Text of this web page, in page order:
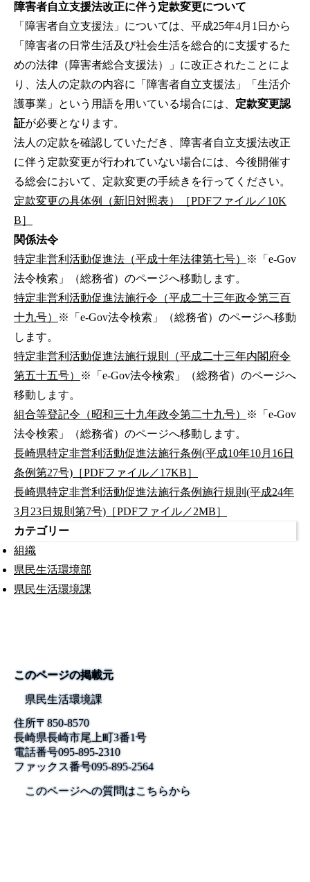
障害者自立支援法改正に伴う定款変更について
「障害者自立支援法」については、平成25年4月1日から
「障害者の日常生活及び社会生活を総合的に支援するた
めの法律（障害者総合支援法）」に改正されたことによ
り、法人の定款の内容に「障害者自立支援法」「生活介
護事業」という用語を用いている場合には、 定款変更認
証が必要となります。
法人の定款を確認していただき、障害者自立支援法改正
に伴う定款変更が行われていない場合には、今後開催す
る総会において、定款変更の手続きを行ってください。
定款変更の具体例（新旧対照表）［PDFファイル／10K
B］
関係法令
特定非営利活動促進法（平成十年法律第七号）
※「e-Gov
法令検索」（総務省）のページへ移動します。
特定非営利活動促進法施行令（平成二十三年政令第三百
十九号）
※「e-Gov法令検索」（総務省）のページへ移動
します。
特定非営利活動促進法施行規則（平成二十三年内閣府令
第五十五号）
※「e-Gov法令検索」（総務省）のページへ
移動します。
組合等登記令（昭和三十九年政令第二十九号）
※「e-Gov
法令検索」（総務省）のページへ移動します。
長崎県特定非営利活動促進法施行条例(平成10年10月16日
条例第27号)［PDFファイル／17KB］
長崎県特定非営利活動促進法施行条例施行規則(平成24年
3月23日規則第7号)［PDFファイル／2MB］
カテゴリー
組織
県民生活環境部
県民生活環境課
このページの掲載元
県民生活環境課
住所〒850-8570
長崎県長崎市尾上町3番1号
電話番号095-895-2310
ファックス番号095-895-2564
このページへの質問はこちらから